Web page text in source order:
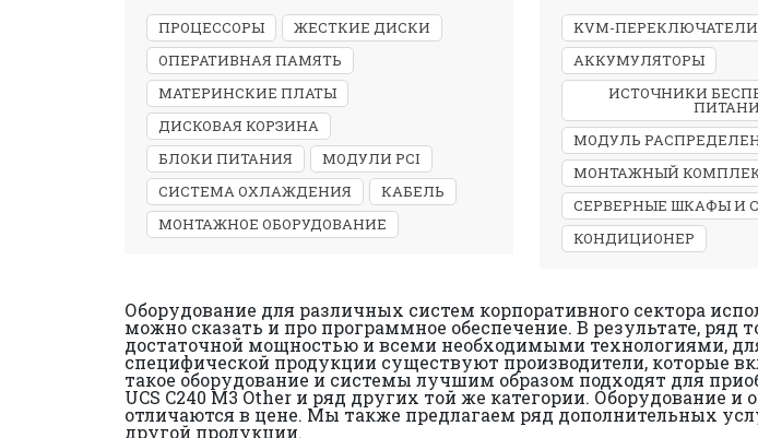
ПРОЦЕССОРЫ
ЖЕСТКИЕ ДИСКИ
ОПЕРАТИВНАЯ ПАМЯТЬ
МАТЕРИНСКИЕ ПЛАТЫ
ДИСКОВАЯ КОРЗИНА
БЛОКИ ПИТАНИЯ
МОДУЛИ PCI
СИСТЕМА ОХЛАЖДЕНИЯ
КАБЕЛЬ
МОНТАЖНОЕ ОБОРУДОВАНИЕ
KVM-ПЕРЕКЛЮЧАТЕЛИ
АККУМУЛЯТОРЫ
ИСТОЧНИКИ
МОДУЛЬ
МОНТАЖНЫЙ
СЕРВЕРНЫЕ ШКАФЫ И
КОНДИЦИОНЕР
Оборудование для различных систем корпоративного сектора
можно сказать и про программное обеспечение. В результате, ряд
достаточной мощностью и всеми необходимыми технологиями,
специфической продукции существуют производители, которые
такое оборудование и системы лучшим образом подходят для
UCS C240 M3 Other и ряд других той же категории. Оборудование
отличаются в цене. Мы также предлагаем ряд дополнительных
другой продукции.